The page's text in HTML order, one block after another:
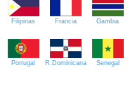
Filipinas Francia Gambia
Portugal R.Dominicana Senegal